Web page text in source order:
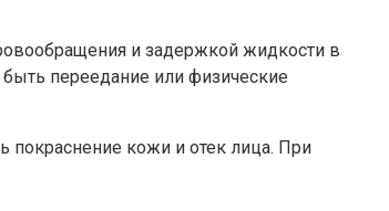
и задержкой жидкости в
переедание или физические
покраснение кожи и отек лица. При